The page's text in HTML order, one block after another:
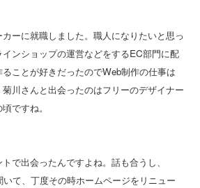
ーに就職しました。職人になりたいと思っ
ンショップの運営などをするEC部門に配
ことが好きだったのでWeb制作の仕事は
川さんと出会ったのはフリーのデザイナー
ですね。
で出会ったんですよね。話も合うし、
て、丁度その時ホームページをリニュー